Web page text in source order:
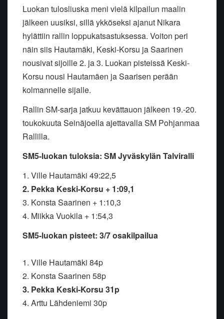
Luokan tulosliuska meni vielä kilpailun maalin
jälkeen uusiksi, sillä ykköseksi ajanut Nikara
hylättiin rallin loppukatsastuksessa. Voiton peri
näin siis Hautamäki, Keski-Korsu ja Saarinen
nousivat sijoille 2. ja 3. Luokan pisteissä Keski-
Korsu nousi Hautamäen ja Saarisen perään
kolmannelle sijalle.
Rallin SM-sarja jatkuu kevättauon jälkeen 19.-20.
toukokuuta Seinäjoella ajettavalla SM Pohjanmaa
Rallilla.
SM5-luokan tuloksia: SM Jyväskylän Talviralli
1. Ville Hautamäki 49:22,5
2. Pekka Keski-Korsu + 1:09,1
3. Konsta Saarinen + 1:10,3
4. Miikka Vuokila + 1:54,3
SM5-luokan pisteet: 3/7 osakilpailua
1. Ville Hautamäki 84p
2. Konsta Saarinen 58p
3. Pekka Keski-Korsu 31p
4. Arttu Lähdeniemi 30p